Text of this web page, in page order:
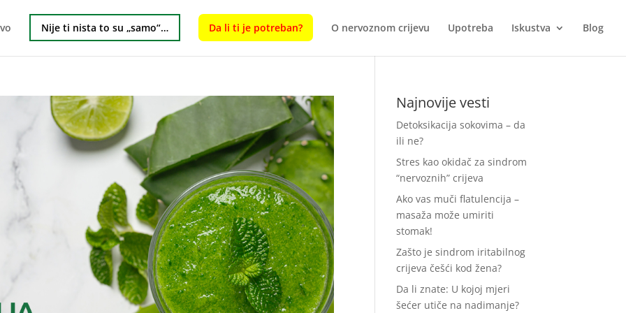
Nije ti nista to su „samo“… Da li ti je potreban? O nervoznom crijevu Upotreba Iskustva Blog
Najnovije vesti
Detoksikacija sokovima – da
ili ne?
Stres kao okidač za sindrom
“nervoznih” crijeva
Ako vas muči flatulencija –
masaža može umiriti
stomak!
Zašto je sindrom iritabilnog
crijeva češći kod žena?
Da li znate: U kojoj mjeri
šećer utiče na nadimanje?